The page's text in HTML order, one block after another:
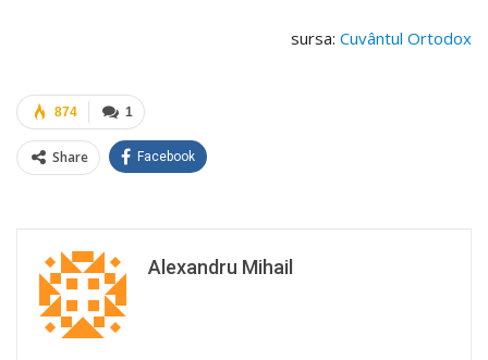
sursa: Cuvântul Ortodox
1
874
Share Facebook
Alexandru Mihail